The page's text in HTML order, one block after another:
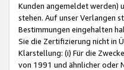
Kunden angemeldet werden)
stehen. Auf unser Verlangen
Bestimmungen eingehalten
Sie die Zertifizierung nicht in
Klarstellung: (i) Für die
von 1991 und ähnlicher oder